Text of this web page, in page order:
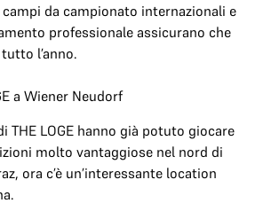
da campionato internazionali e
professionale assicurano che
l’anno.
a Wiener Neudorf
THE LOGE hanno già potuto giocare
molto vantaggiose nel nord di
ora c’è un’interessante location